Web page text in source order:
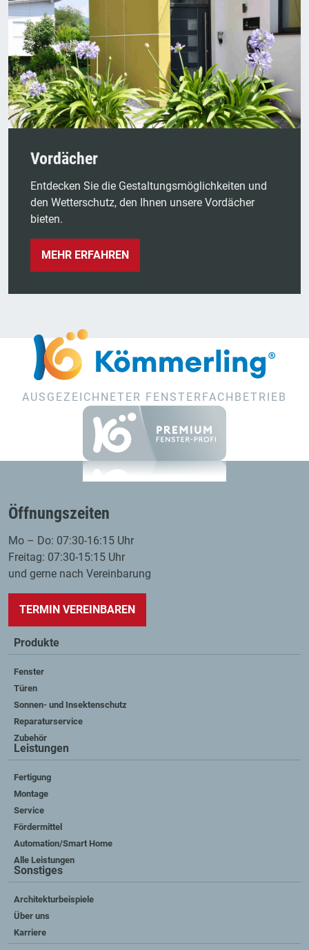
Vordächer
Entdecken Sie die Gestaltungsmöglichkeiten und
den Wetterschutz, den Ihnen unsere Vordächer
bieten.
MEHR ERFAHREN
AUSGEZEICHNETER FENSTERFACHBETRIEB
Öffnungszeiten
Mo – Do: 07:30-16:15 Uhr
Freitag: 07:30-15:15 Uhr
und gerne nach Vereinbarung
TERMIN VEREINBAREN
Produkte
Fenster
Türen
Sonnen- und Insektenschutz
Reparaturservice
Zubehör
Leistungen
Fertigung
Montage
Service
Fördermittel
Automation/Smart Home
Alle Leistungen
Sonstiges
Architekturbeispiele
Über uns
Karriere